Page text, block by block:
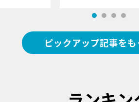
ピックアップ記事をも